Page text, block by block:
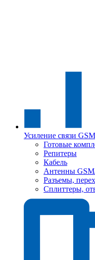
Усиление связи
Готовые
Репитеры
Кабель
Антенны
Разъемы,
Сплиттеры,